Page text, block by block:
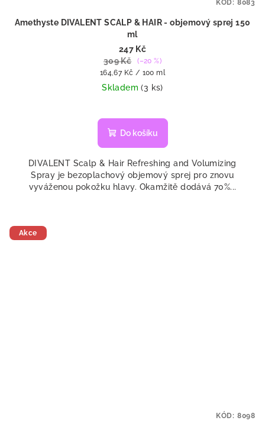
Amethyste DIVALENT SCALP & HAIR - objemový sprej 150
ml
247 Kč
309 Kč
(–20 %)
Měrná
cena:
164,67 Kč / 100 ml
Skladem(3 ks)
Do košíku
DIVALENT Scalp & Hair Refreshing and Volumizing
Spray je bezoplachový objemový sprej pro znovu
vyváženou pokožku hlavy. Okamžitě dodává 70%...
KÓD: 8083
Akce
KÓD: 8098